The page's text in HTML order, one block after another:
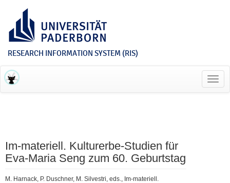
RESEARCH INFORMATION SYSTEM (RIS)
Im-materiell. Kulturerbe-Studien für
Eva-Maria Seng zum 60. Geburtstag
M. Harnack, P. Duschner, M. Silvestri, eds., Im-materiell.